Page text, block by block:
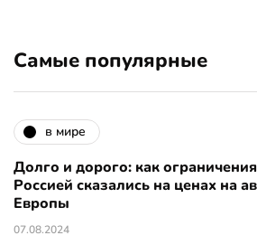
Самые популярные
в мире
Долго и дорого: как
Россией сказались на ценах на
Европы
07.08.2024